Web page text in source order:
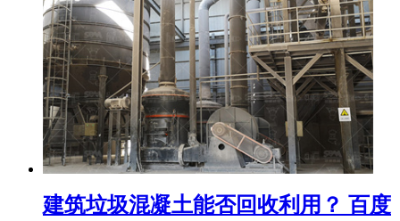
建筑垃圾混凝土能否回收利用？ 百度